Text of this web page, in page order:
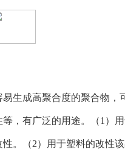
易生成高聚合度的聚合物
等，有广泛的用途。（1）
性。（2）用于塑料的改性